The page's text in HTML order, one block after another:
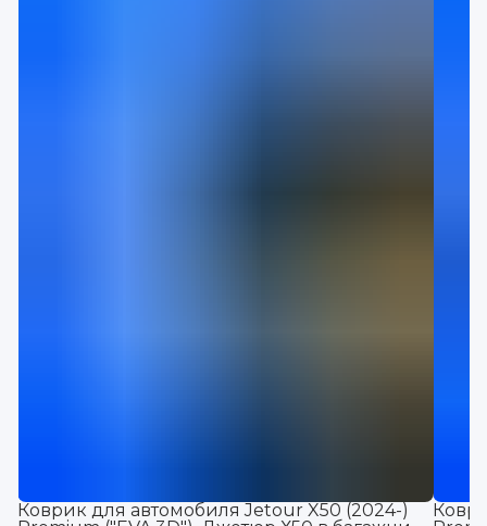
Коврик для автомобиля Jetour X50 (2024-)